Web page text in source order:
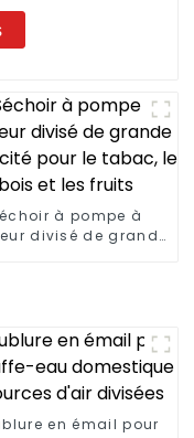
à pompe à
divisé de grande
en émail pour